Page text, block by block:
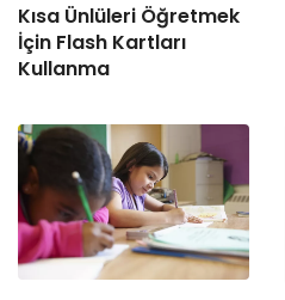
Kısa Ünlüleri Öğretmek
İçin Flash Kartları
Kullanma